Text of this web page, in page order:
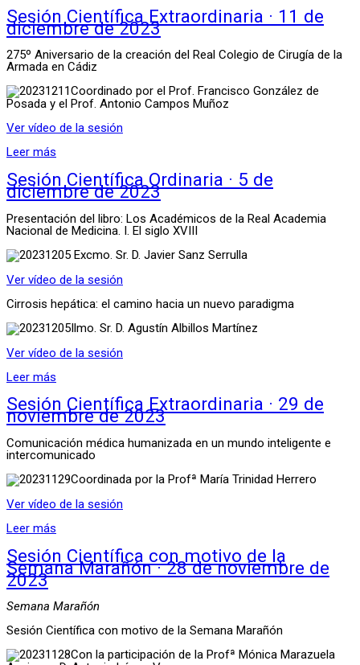
Sesión Científica Extraordinaria · 11 de
diciembre de 2023
275º Aniversario de la creación del Real Colegio de Cirugía de la
Armada en Cádiz
Coordinado por el Prof. Francisco González de
Posada y el Prof. Antonio Campos Muñoz
Ver vídeo de la sesión
Leer más
Sesión Científica Ordinaria · 5 de
diciembre de 2023
Presentación del libro: Los Académicos de la Real Academia
Nacional de Medicina. I. El siglo XVIII
Excmo. Sr. D. Javier Sanz Serrulla
Ver vídeo de la sesión
Cirrosis hepática: el camino hacia un nuevo paradigma
Ilmo. Sr. D. Agustín Albillos Martínez
Ver vídeo de la sesión
Leer más
Sesión Científica Extraordinaria · 29 de
noviembre de 2023
Comunicación médica humanizada en un mundo inteligente e
intercomunicado
Coordinada por la Profª María Trinidad Herrero
Ver vídeo de la sesión
Leer más
Sesión Científica con motivo de la
Semana Marañón · 28 de noviembre de
2023
Semana Marañón
Sesión Científica con motivo de la Semana Marañón
Con la participación de la Profª Mónica Marazuela